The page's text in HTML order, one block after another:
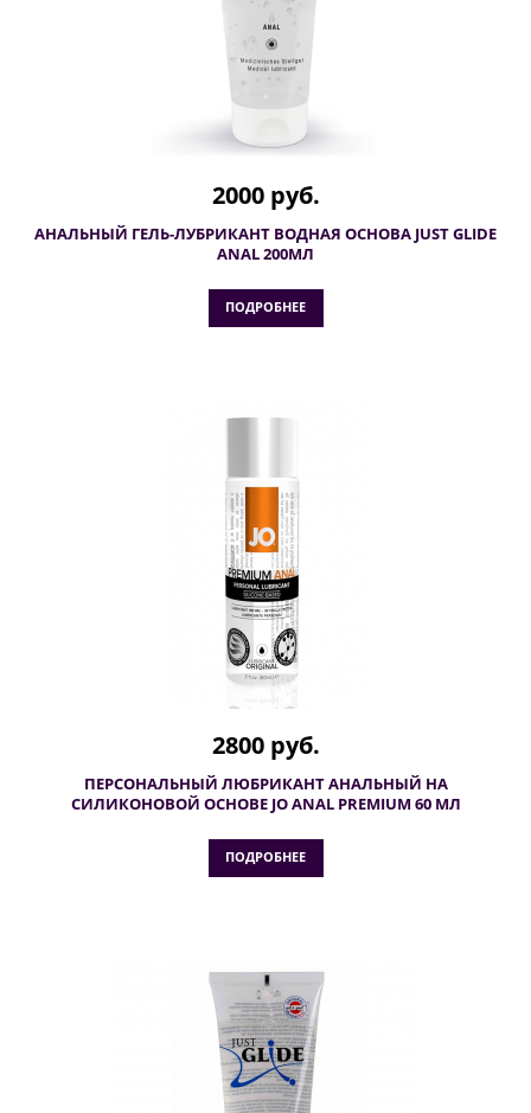
2000 руб.
АНАЛЬНЫЙ ГЕЛЬ-ЛУБРИКАНТ ВОДНАЯ ОСНОВА JUST GLIDE
ANAL 200МЛ
ПОДРОБНЕЕ
2800 руб.
ПЕРСОНАЛЬНЫЙ ЛЮБРИКАНТ АНАЛЬНЫЙ НА
СИЛИКОНОВОЙ ОСНОВЕ JO ANAL PREMIUM 60 МЛ
ПОДРОБНЕЕ